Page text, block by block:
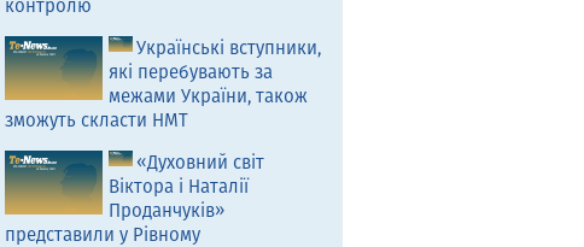
контролю
Українські вступники,
які перебувають за
межами України, також
зможуть скласти НМТ
«Духовний світ
Віктора і Наталії
Проданчуків»
представили у Рівному